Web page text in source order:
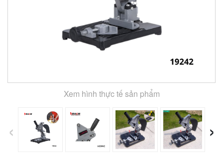
Xem hình thực tế sản phẩm
‹ ›